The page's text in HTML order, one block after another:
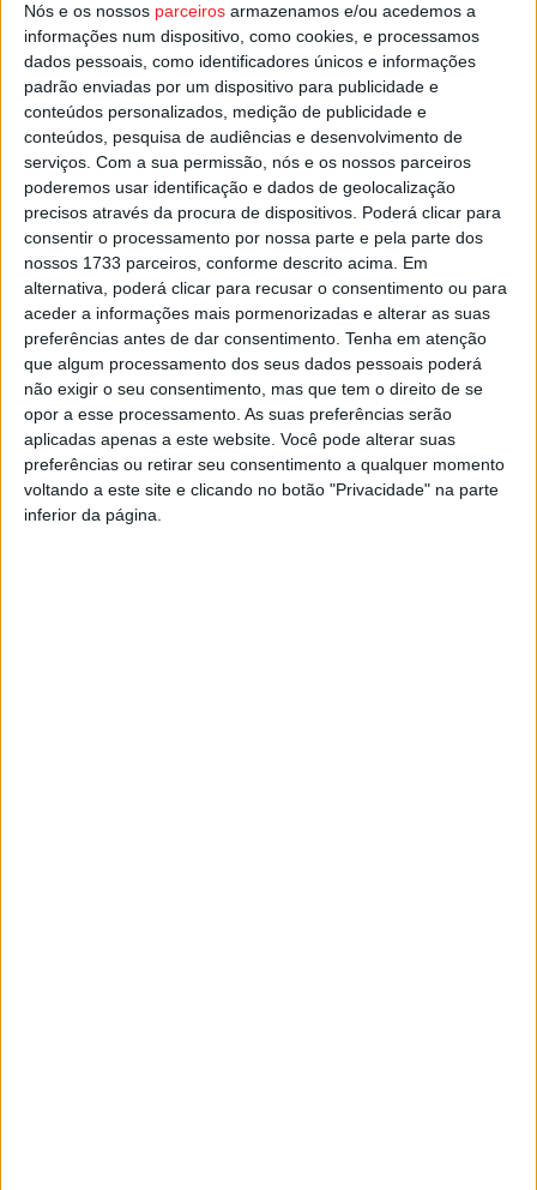
Nós e os nossos parceiros armazenamos e/ou acedemos a
informações num dispositivo, como cookies, e processamos
dados pessoais, como identificadores únicos e informações
padrão enviadas por um dispositivo para publicidade e
conteúdos personalizados, medição de publicidade e
conteúdos, pesquisa de audiências e desenvolvimento de
serviços. Com a sua permissão, nós e os nossos parceiros
poderemos usar identificação e dados de geolocalização
precisos através da procura de dispositivos. Poderá clicar para
consentir o processamento por nossa parte e pela parte dos
nossos 1733 parceiros, conforme descrito acima. Em
alternativa, poderá clicar para recusar o consentimento ou para
aceder a informações mais pormenorizadas e alterar as suas
preferências antes de dar consentimento. Tenha em atenção
que algum processamento dos seus dados pessoais poderá
não exigir o seu consentimento, mas que tem o direito de se
opor a esse processamento. As suas preferências serão
aplicadas apenas a este website. Você pode alterar suas
preferências ou retirar seu consentimento a qualquer momento
voltando a este site e clicando no botão "Privacidade" na parte
inferior da página.
Segundo a GNR, foram também detidas 108 pessoas por
conduzirem sem habilitação legal.
Na estrada, os militares da GNR emitiram 6.592
contraordenações, 1.453 por excesso de velocidade,
1.012 por falta de inspeção periódica obrigatória, 297 por
falta de seguro de responsabilidade civil obrigatório e
230 por anomalias nos sistemas de iluminação e
sinalização.
Foram ainda detetados 199 condutores a usarem o
telemóvel durante a condução.
No que se refere ao combate e à prevenção da
criminalidade, a GNR deteve 24 pessoas por tráfico de
estupefacientes, 28 por furto e nove por posse ilegal de
armas e arma proibida.